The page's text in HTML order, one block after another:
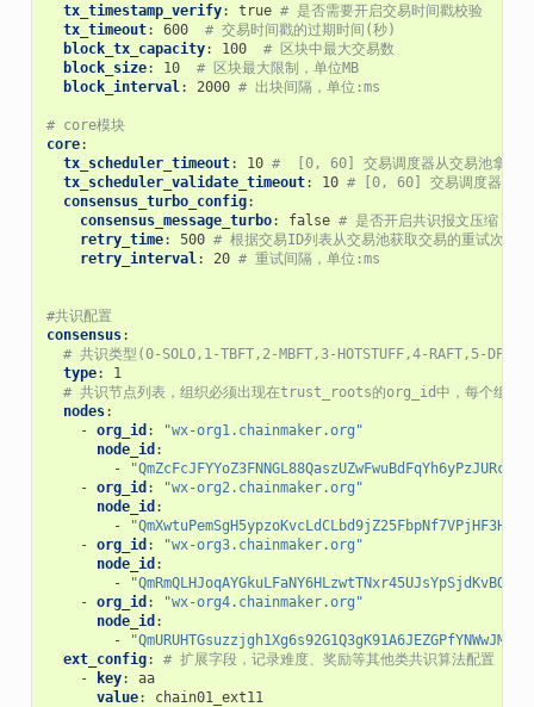
tx_timestamp_verify: true # 是否需要开启交易时间戳校验
tx_timeout: 600
# 交易时间戳的过期时间(秒)
block_tx_capacity: 100
# 区块中最大交易数
block_size: 10
# 区块最大限制，单位MB
block_interval: 2000 # 出块间隔，单位:ms
# core模块
core:
tx_scheduler_timeout: 10 #  [0, 60] 交易调度器从交易池拿到
tx_scheduler_validate_timeout: 10 # [0, 60] 交易调度器从区
consensus_turbo_config:
consensus_message_turbo: false # 是否开启共识报文压缩
retry_time: 500 # 根据交易ID列表从交易池获取交易的重试次数
retry_interval: 20 # 重试间隔，单位:ms
#共识配置
consensus:
# 共识类型(0-SOLO,1-TBFT,2-MBFT,3-HOTSTUFF,4-RAFT,5-DPOS)
type:
1
# 共识节点列表，组织必须出现在trust_roots的org_id中，每个组织
nodes:
- org_id :
"wx-org1.chainmaker.org"
node_id :
-
"QmZcFcJFYYoZ3FNNGL88QaszUZwFwuBdFqYh6yPzJURc3s"
- org_id :
"wx-org2.chainmaker.org"
node_id :
-
"QmXwtuPemSgH5ypzoKvcLdCLbd9jZ25FbpNf7VPjHF3HMS"
- org_id :
"wx-org3.chainmaker.org"
node_id :
-
"QmRmQLHJoqAYGkuLFaNY6HLzwtTNxr45UJsYpSjdKvBQw2"
- org_id :
"wx-org4.chainmaker.org"
node_id :
-
"QmURUHTGsuzzjgh1Xg6s92G1Q3gK91A6JEZGPfYNWwJMiT"
ext_config:
# 扩展字段，记录难度、奖励等其他类共识算法配置
-
key:
aa
value: chain01_ext11